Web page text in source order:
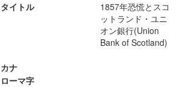
タイトル
1857年恐慌とスコ
ットランド・ユニ
オン銀行(Union
Bank of Scotland)
カナ
ローマ字